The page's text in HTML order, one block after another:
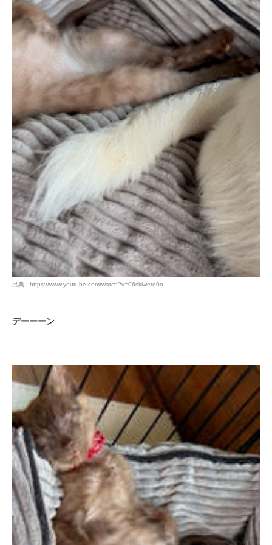
出典 : https://www.youtube.com/watch?v=06skiweto0o
デーーーン
閉じる
pecodogs
pecocats
PECOアプリをダウンロード済みの方
アプリで開く